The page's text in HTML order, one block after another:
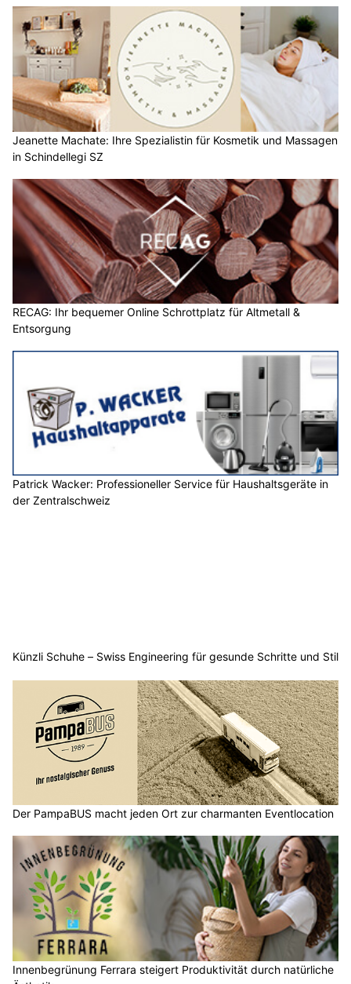
Jeanette Machate: Ihre Spezialistin für Kosmetik und Massagen
in Schindellegi SZ
RECAG: Ihr bequemer Online Schrottplatz für Altmetall &
Entsorgung
Patrick Wacker: Professioneller Service für Haushaltsgeräte in
der Zentralschweiz
Künzli Schuhe – Swiss Engineering für gesunde Schritte und Stil
Der PampaBUS macht jeden Ort zur charmanten Eventlocation
Innenbegrünung Ferrara steigert Produktivität durch natürliche